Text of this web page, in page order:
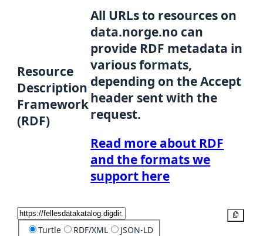
Resource
Description
Framework
(RDF)
All URLs to resources on
data.norge.no can
provide RDF metadata in
various formats,
depending on the Accept
header sent with the
request.
Read more about RDF
and the formats we
support here
Turtle RDF/XML JSON-LD